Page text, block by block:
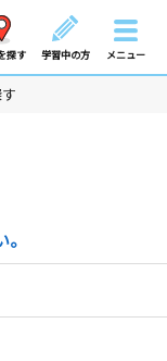
探す 学習中の方 メニュー